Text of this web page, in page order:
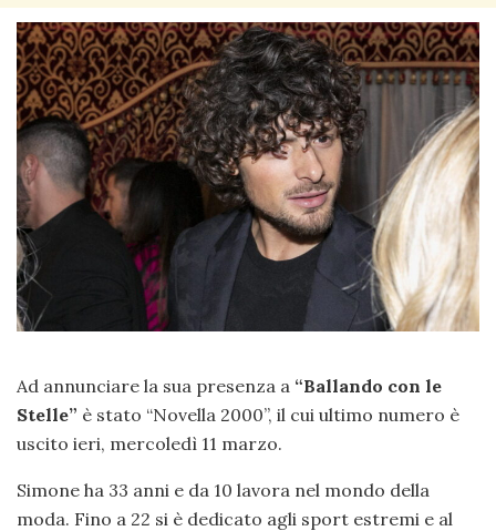
Ad annunciare la sua presenza a “Ballando con le
Stelle” è stato “Novella 2000”, il cui ultimo numero è
uscito ieri, mercoledì 11 marzo.
Simone ha 33 anni e da 10 lavora nel mondo della
moda. Fino a 22 si è dedicato agli sport estremi e al